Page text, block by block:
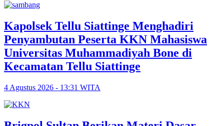
Kapolsek Tellu Siattinge Menghadiri
Penyambutan Peserta KKN Mahasiswa
Universitas Muhammadiyah Bone di
Kecamatan Tellu Siattinge
4 Agustus 2026 - 13:31 WITA